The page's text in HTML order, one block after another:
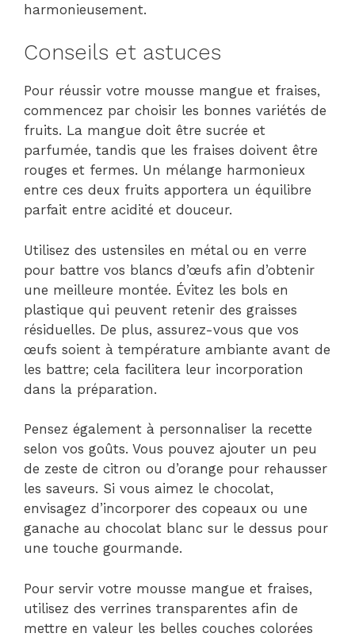
harmonieusement.
Conseils et astuces
Pour réussir votre mousse mangue et fraises,
commencez par choisir les bonnes variétés de
fruits. La mangue doit être sucrée et
parfumée, tandis que les fraises doivent être
rouges et fermes. Un mélange harmonieux
entre ces deux fruits apportera un équilibre
parfait entre acidité et douceur.
Utilisez des ustensiles en métal ou en verre
pour battre vos blancs d’œufs afin d’obtenir
une meilleure montée. Évitez les bols en
plastique qui peuvent retenir des graisses
résiduelles. De plus, assurez-vous que vos
œufs soient à température ambiante avant de
les battre; cela facilitera leur incorporation
dans la préparation.
Pensez également à personnaliser la recette
selon vos goûts. Vous pouvez ajouter un peu
de zeste de citron ou d’orange pour rehausser
les saveurs. Si vous aimez le chocolat,
envisagez d’incorporer des copeaux ou une
ganache au chocolat blanc sur le dessus pour
une touche gourmande.
Pour servir votre mousse mangue et fraises,
utilisez des verrines transparentes afin de
mettre en valeur les belles couches colorées